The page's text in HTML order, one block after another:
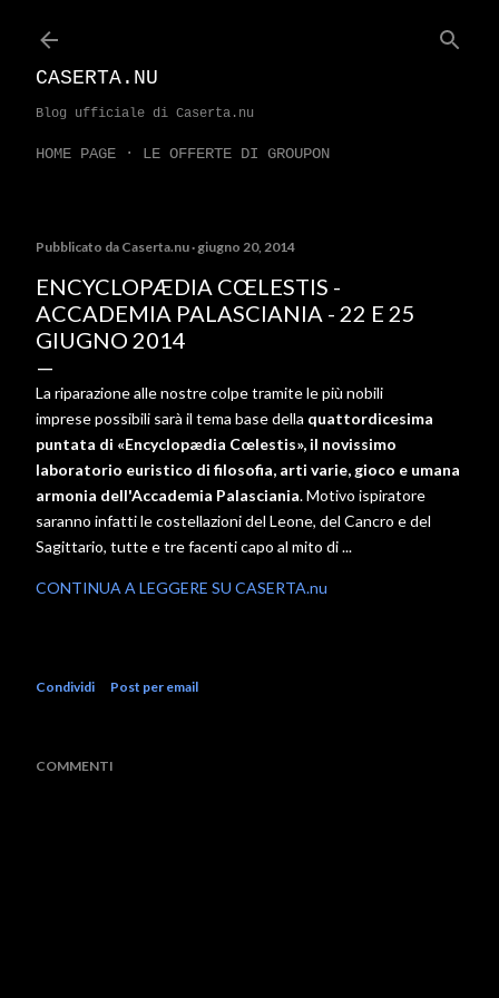
CASERTA.NU
Blog ufficiale di Caserta.nu
HOME PAGE LE OFFERTE DI GROUPON
Pubblicato da Caserta.nu giugno 20, 2014
ENCYCLOPÆDIA CŒLESTIS -
ACCADEMIA PALASCIANIA - 22 E 25
GIUGNO 2014
La riparazione alle nostre colpe tramite le più nobili
imprese possibili sarà il tema base della quattordicesima
puntata di «Encyclopædia Cœlestis», il novissimo
laboratorio euristico di filosofia, arti varie, gioco e umana
armonia dell'Accademia Palasciania. Motivo ispiratore
saranno infatti le costellazioni del Leone, del Cancro e del
Sagittario, tutte e tre facenti capo al mito di ...
CONTINUA A LEGGERE SU CASERTA.nu
Condividi Post per email
COMMENTI